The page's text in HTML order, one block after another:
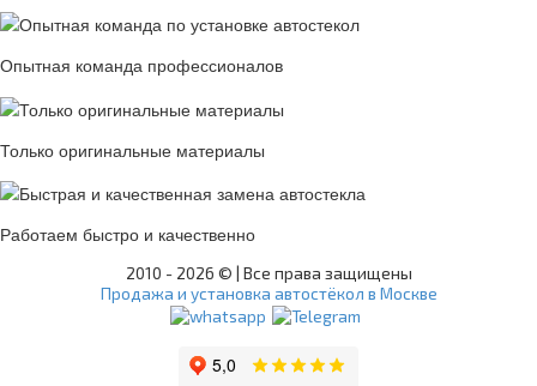
Опытная команда профессионалов
Только оригинальные материалы
Работаем быстро и качественно
2010 - 2026 © | Все права защищены
Продажа и установка автостёкол в Москве